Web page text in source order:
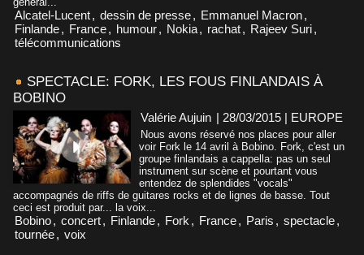
Alcatel-Lucent, dessin de presse, Emmanuel Macron,
Finlande, France, humour, Nokia, rachat, Rajeev Suri,
télécommunications
SPECTACLE: FORK, LES FOUS FINLANDAIS À
BOBINO
Valérie Aujuin | 28/03/2015 | EUROPE
Nous avons réservé nos places pour aller
voir Fork le 14 avril à Bobino. Fork, c'est un
groupe finlandais a cappella: pas un seul
instrument sur scène et pourtant vous
entendez de splendides "vocals"
accompagnés de riffs de guitares rocks et de lignes de basse. Tout
ceci est produit par... la voix...
Bobino, concert, Finlande, Fork , France, Paris , spectacle,
tournée, voix